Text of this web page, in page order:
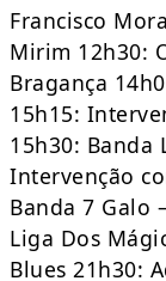
Francisco
Mirim 12h30:
Bragança
15h15:
15h30: Banda
Intervenção
Banda 7 Galo
Liga Dos
Blues 21h30: